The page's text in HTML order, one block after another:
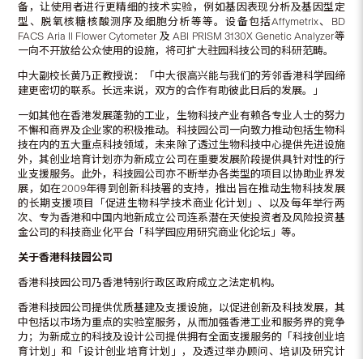
备，让使用者进行更精细的技术实验，例如基因表现分析及基因型定
型、脱氧核糖核酸测序及细胞分析等等。设备包括Affymetrix、BD
FACS Aria II Flower Cytometer 及 ABI PRISM 3130X Genetic Analyzer等
一向不开放给公众使用的设施，将可扩大驻园科技公司的科研范畴。
中大副校长黄乃正教授说：「中大很高兴能与我们的芳邻香港科学园缔
建更密切的联系。长远来说，双方的合作有助彼此日后的发展。」
一如其他在香港发展蓬勃的工业，生物科技产业有赖各专业人士的努力
不懈和商界及企业家的积极推动。科技园公司一向致力推动包括生物科
技在内的五大重点科技领域，未来除了透过生物科技中心提供先进设施
外，其创业培育计划亦为新成立公司在重要发展阶段提供具针对性的行
业支援服务。此外，科技园公司亦不断举办各类型的项目以协助业界发
展，如在2009年得到创新科技署的支持，推出旨在推动生物科技发展
的长期支援项目「促进生物科学技术商业化计划」、以及每年举行两
次、专为香港和中国内地新成立公司连系潜在天使投资者及风险投资基
金公司的科技商业化平台「科学园应用研究商业化论坛」等。
关于香港科技园公司
香港科技园公司乃香港特别行政区政府成立之法定机构。
香港科技园公司提供优质基建及支援设施，以促进创新及科技发展，其
中包括以市场为重点的实验室服务，从而加强香港工业和服务界的竞争
力；为新成立的科技及设计公司提供拥有全面支援服务的「科技创业培
育计划」和「设计创业培育计划」，及透过举办顾问、培训及研究计